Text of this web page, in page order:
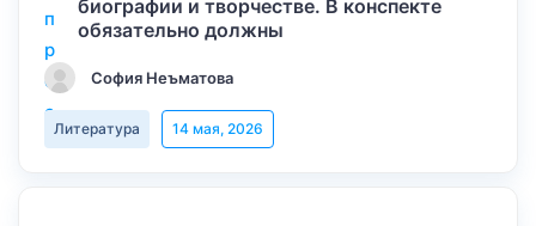
биографии и творчестве. В конспекте
обязательно должны
София Неъматова
Литература 14 мая, 2026